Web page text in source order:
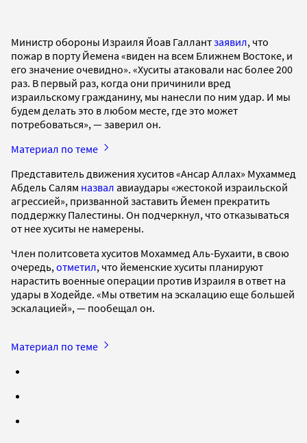
Министр обороны Израиля Йоав Галлантзаявил, что
пожар в порту Йемена «виден на всем Ближнем Востоке, и
его значение очевидно». «Хуситы атаковали нас более 200
раз. В первый раз, когда они причинили вред
израильскому гражданину, мы нанесли по ним удар. И мы
будем делать это в любом месте, где это может
потребоваться», — заверил он.
Материал по теме
Представитель движения хуситов «Ансар Аллах» Мухаммед
Абдель Салям назвал авиаудары «жестокой израильской
агрессией», призванной заставить Йемен прекратить
поддержку Палестины. Он подчеркнул, что отказываться
от нее хуситы не намерены.
Член политсовета хуситов Мохаммед Аль-Бухаити, в свою
очередь, отметил, что йеменские хуситы планируют
нарастить военные операции против Израиля в ответ на
удары в Ходейде. «Мы ответим на эскалацию еще большей
эскалацией», — пообещал он.
Материал по теме